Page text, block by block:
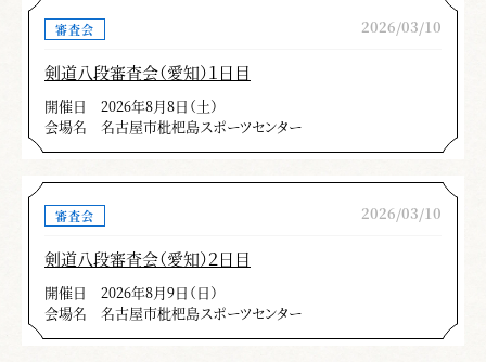
（日本刀）の観念で「刀法の原理」「攻防の理
合」「作法の規範」を認識し、有効打突一本の
内容を身につけて、風格ある剣道をめざしてほ
しい。それには全般的に定められた約束と順序
に従ってやるだけでなく、具体的な理合の内容
を自分で身につけるしかない。体で覚えて自信
を持って指導できる高段者として、自己の剣道
の修行、ご精武を希望します。
＊この記事は、月刊「剣窓」2020年１月号の記事を再掲
載しています。
審査会 2026/03/10
剣道八段審査会（愛知）１日目
開催日
2026年8月8日（土）
会場名
名古屋市枇杷島スポーツセンター
審査会 2026/03/10
剣道八段審査会（愛知）２日目
開催日
2026年8月9日（日）
会場名
名古屋市枇杷島スポーツセンター